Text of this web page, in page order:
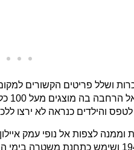
ושלל פריטים הקשורים
והילדים כנראה לא ירצו
לצפות אל נופי עמק
המזהים של יד לשריון. מדובר במבנה שהוקם